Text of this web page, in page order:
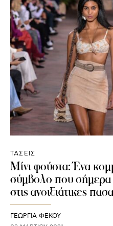
ΤΑΣΕΙΣ
Mίνι φούστα: Ένα
σύμβολο που σήμερα
στις ανοιξιάτικες
ΓΕΩΡΓΙΑ ΦΕΚΟΥ